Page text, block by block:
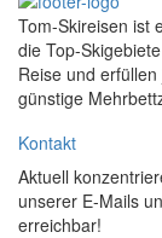
Tom-Skireisen ist
die Top-
Reise und
günstige
Kontakt
Aktuell
unserer E-Mails
erreichbar!